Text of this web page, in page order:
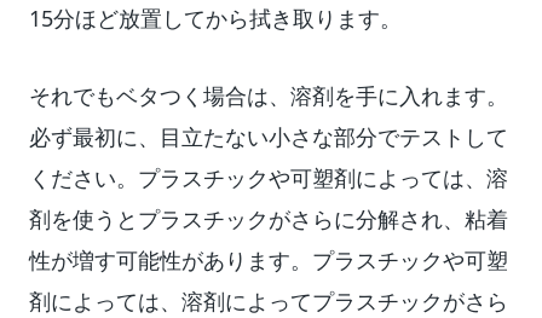
15分ほど放置してから拭き取ります。
それでもベタつく場合は、溶剤を手に入れます。
必ず最初に、目立たない小さな部分でテストして
ください。プラスチックや可塑剤によっては、溶
剤を使うとプラスチックがさらに分解され、粘着
性が増す可能性があります。プラスチックや可塑
剤によっては、溶剤によってプラスチックがさら